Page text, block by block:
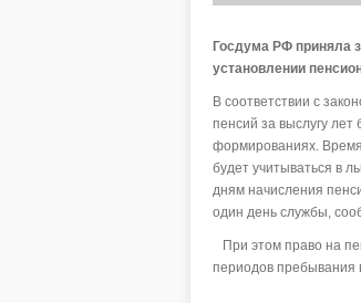
Госдума РФ приняла
установлении
В соответствии с
пенсий за выслугу
формированиях.
будет учитываться в
дням начисления
один день службы,
При этом право на
периодов пребывания